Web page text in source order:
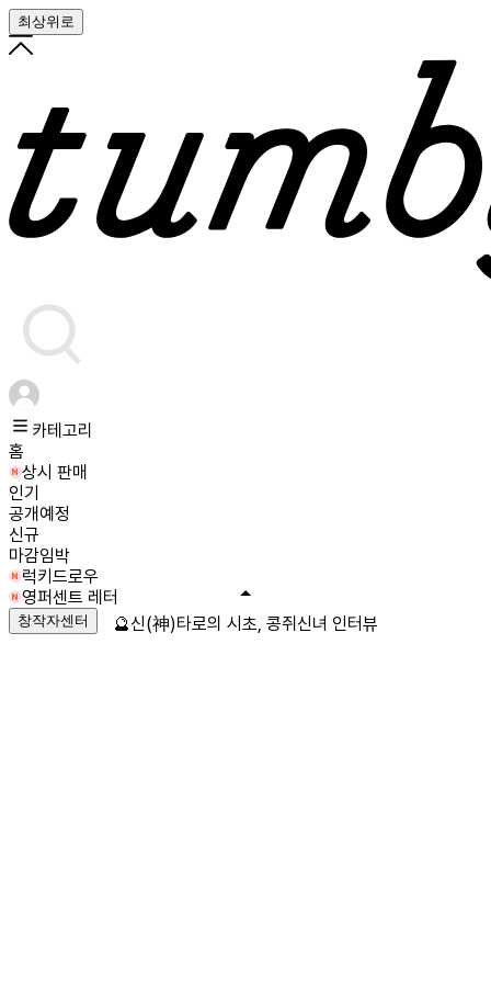
최상위로
카테고리
홈
상시 판매
인기
공개예정
신규
마감임박
럭키드로우
영퍼센트 레터
창작자센터 🔮신(神)타로의 시초, 콩쥐신녀 인터뷰